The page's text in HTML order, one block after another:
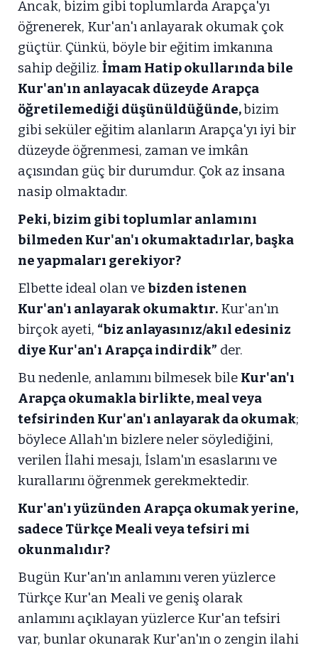
Ancak, bizim gibi toplumlarda Arapça'yı
öğrenerek, Kur'an'ı anlayarak okumak çok
güçtür. Çünkü, böyle bir eğitim imkanına
sahip değiliz. İmam Hatip okullarında bile
Kur'an'ın anlayacak düzeyde Arapça
öğretilemediği düşünüldüğünde,bizim
gibi seküler eğitim alanların Arapça'yı iyi bir
düzeyde öğrenmesi, zaman ve imkân
açısından güç bir durumdur. Çok az insana
nasip olmaktadır.
Peki, bizim gibi toplumlar anlamını
bilmeden Kur'an'ı okumaktadırlar, başka
ne yapmaları gerekiyor?
Elbette ideal olan ve bizden istenen
Kur'an'ı anlayarak okumaktır. Kur'an'ın
birçok ayeti, “biz anlayasınız/akıl edesiniz
diye Kur'an'ı Arapça indirdik” der.
Bu nedenle, anlamını bilmesek bile Kur'an'ı
Arapça okumakla birlikte, meal veya
tefsirinden Kur'an'ı anlayarak da okumak;
böylece Allah'ın bizlere neler söylediğini,
verilen İlahi mesajı, İslam'ın esaslarını ve
kurallarını öğrenmek gerekmektedir.
Kur'an'ı yüzünden Arapça okumak yerine,
sadece Türkçe Meali veya tefsiri mi
okunmalıdır?
Bugün Kur'an'ın anlamını veren yüzlerce
Türkçe Kur'an Meali ve geniş olarak
anlamını açıklayan yüzlerce Kur'an tefsiri
var, bunlar okunarak Kur'an'ın o zengin ilahi